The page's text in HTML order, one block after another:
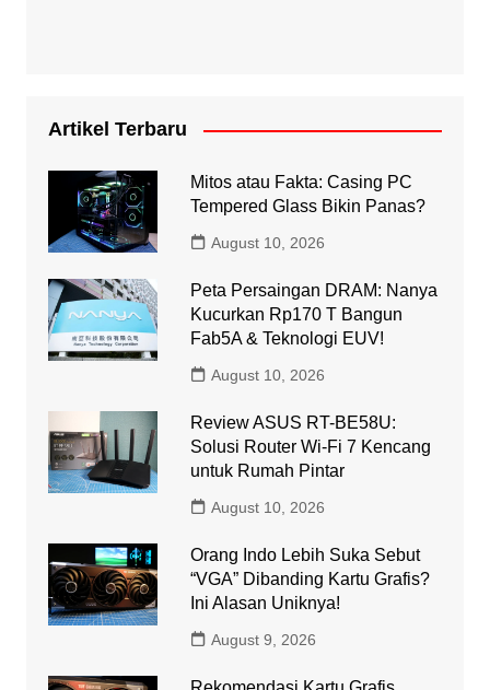
Artikel Terbaru
Mitos atau Fakta: Casing PC
Tempered Glass Bikin Panas?
August 10, 2026
Peta Persaingan DRAM: Nanya
Kucurkan Rp170 T Bangun
Fab5A & Teknologi EUV!
August 10, 2026
Review ASUS RT-BE58U:
Solusi Router Wi-Fi 7 Kencang
untuk Rumah Pintar
August 10, 2026
Orang Indo Lebih Suka Sebut
“VGA” Dibanding Kartu Grafis?
Ini Alasan Uniknya!
August 9, 2026